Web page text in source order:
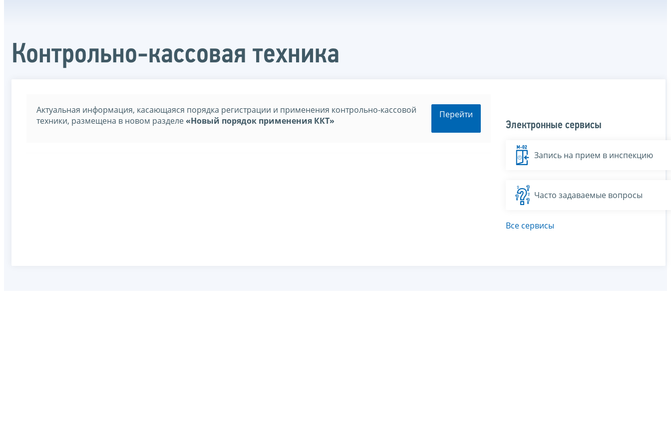
Контрольно-кассовая техника
Перейти
Актуальная информация, касающаяся порядка регистрации и применения контрольно-кассовой
техники, размещена в новом разделе«Новый порядок применения ККТ» Электронные сервисы
Запись на прием в инспекцию
Часто задаваемые вопросы
Все сервисы